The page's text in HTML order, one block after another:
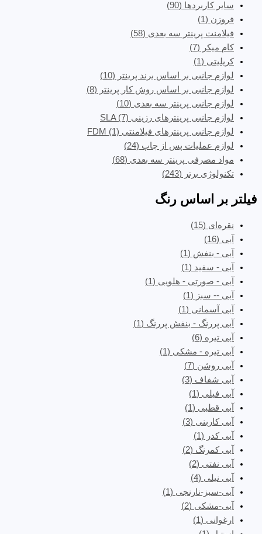
سایر کاربردها (90)
فروزن (1)
فیلامنت پرینتر سه بعدی (58)
کام میکر (7)
کریلیتی (1)
لوازم جانبی بر اساس برند پرینتر (10)
لوازم جانبی بر اساس روش کار پرینتر (8)
لوازم جانبی پرینتر سه بعدی (10)
لوازم جانبی پرینترهای رزینی SLA (7)
لوازم جانبی پرینترهای فیلامنتی FDM (1)
لوازم عملیات پس از چاپ (24)
مواد مصرفی پرینتر سه بعدی (68)
تکنولوژی برتر (243)
فیلتر بر اساس رنگ
نقره‌ای (15)
آبی (16)
آبی - بنفش (1)
آبی - سفید (1)
آبی - صورتی - هلویی (1)
آبی -- سبز (1)
آبی آسمانی (1)
آبی پررنگ - بنفش پررنگ (1)
آبی تیره (6)
آبی تیره - مشکی (1)
آبی روشن (7)
آبی شفاف (3)
آبی فیلی (1)
آبی قطبی (1)
آبی کاربنی (3)
آبی کدر (1)
آبی کمرنگ (2)
آبی نفتی (2)
آبی نیلی (4)
آبی-سبز-نارنجی (1)
آبی-مشکی (2)
ارغوانی (1)